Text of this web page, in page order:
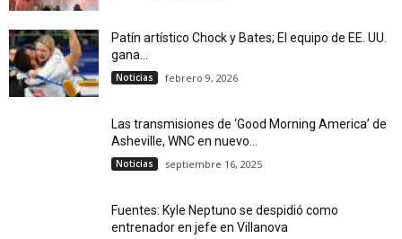
Patín artístico Chock y Bates; El equipo de EE. UU.
gana...
Noticias febrero 9, 2026
Las transmisiones de ‘Good Morning America’ de
Asheville, WNC en nuevo...
Noticias septiembre 16, 2025
Fuentes: Kyle Neptuno se despidió como
entrenador en jefe en Villanova